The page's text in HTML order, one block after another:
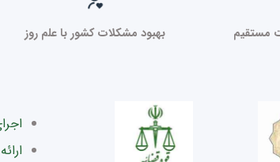
مستقیم بهبود مشکلات کشور با علم روز